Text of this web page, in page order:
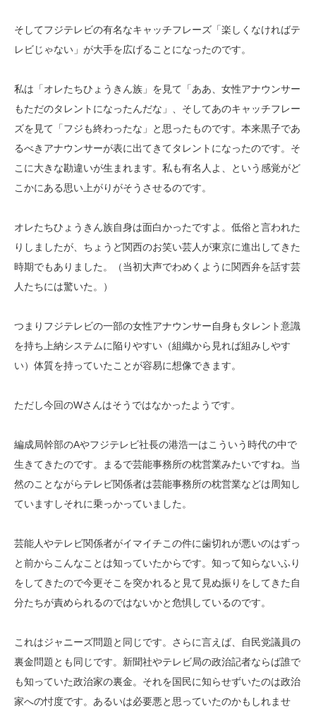
そしてフジテレビの有名なキャッチフレーズ「楽しくなければテ
レビじゃない」が大手を広げることになったのです。
私は「オレたちひょうきん族」を見て「ああ、女性アナウンサー
もただのタレントになったんだな」、そしてあのキャッチフレー
ズを見て「フジも終わったな」と思ったものです。本来黒子であ
るべきアナウンサーが表に出てきてタレントになったのです。そ
こに大きな勘違いが生まれます。私も有名人よ、という感覚がど
こかにある思い上がりがそうさせるのです。
オレたちひょうきん族自身は面白かったですよ。低俗と言われた
りしましたが、ちょうど関西のお笑い芸人が東京に進出してきた
時期でもありました。（当初大声でわめくように関西弁を話す芸
人たちには驚いた。）
つまりフジテレビの一部の女性アナウンサー自身もタレント意識
を持ち上納システムに陥りやすい（組織から見れば組みしやす
い）体質を持っていたことが容易に想像できます。
ただし今回のWさんはそうではなかったようです。
編成局幹部のAやフジテレビ社長の港浩一はこういう時代の中で
生きてきたのです。まるで芸能事務所の枕営業みたいですね。当
然のことながらテレビ関係者は芸能事務所の枕営業などは周知し
ていますしそれに乗っかっていました。
芸能人やテレビ関係者がイマイチこの件に歯切れが悪いのはずっ
と前からこんなことは知っていたからです。知って知らないふり
をしてきたので今更そこを突かれると見て見ぬ振りをしてきた自
分たちが責められるのではないかと危惧しているのです。
これはジャニーズ問題と同じです。さらに言えば、自民党議員の
裏金問題とも同じです。新聞社やテレビ局の政治記者ならば誰で
も知っていた政治家の裏金。それを国民に知らせずいたのは政治
家への忖度です。あるいは必要悪と思っていたのかもしれませ